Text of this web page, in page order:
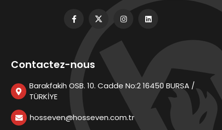
Contactez-nous
Barakfakih OSB. 10. Cadde No:2 16450 BURSA /
TÜRKİYE
hosseven@hosseven.com.tr